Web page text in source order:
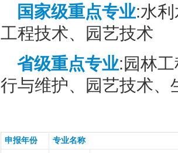
国家级重点专业:水
工程技术、园艺技术
省级重点专业:园林
行与维护、园艺技术、
申报年份 专业名称